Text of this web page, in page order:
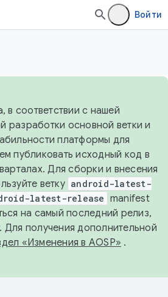
Войти
в соответствии с нашей
разработки основной ветки и
платформы для
публиковать исходный код в
Для сборки и внесения
ветку android-latest-
latest-release manifest
на самый последний релиз,
Для получения дополнительной
«Изменения в AOSP» .